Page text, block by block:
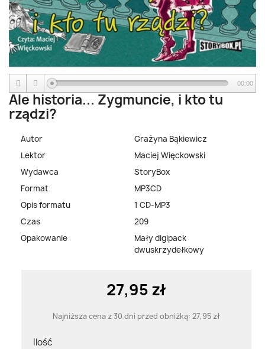
00:00
Ale historia... Zygmuncie, i kto tu
rządzi?
Autor
Grażyna Bąkiewicz
Lektor
Maciej Więckowski
Wydawca
StoryBox
Format
MP3CD
Opis formatu
1 CD-MP3
Czas
209
Opakowanie
Mały digipack
dwuskrzydełkowy
27,95 zł
Najniższa cena z 30 dni przed obniżką: 27,95 zł
Ilość